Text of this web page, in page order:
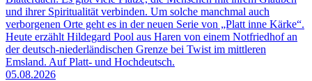
und ihrer Spiritualität verbinden. Um solche manchmal auch
verborgenen Orte geht es in der neuen Serie von „Platt inne Kärke“.
Heute erzählt Hildegard Pool aus Haren von einem Notfriedhof an
der deutsch-niederländischen Grenze bei Twist im mittleren
Emsland. Auf Platt- und Hochdeutsch.
05.08.2026